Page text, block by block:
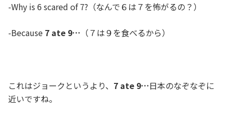
-Why is 6 scared of 7?（なんで６は７を怖がるの？）
-Because 7 ate 9… （７は９を食べるから）
これはジョークというより、 7 ate 9…日本のなぞなぞに
近いですね。